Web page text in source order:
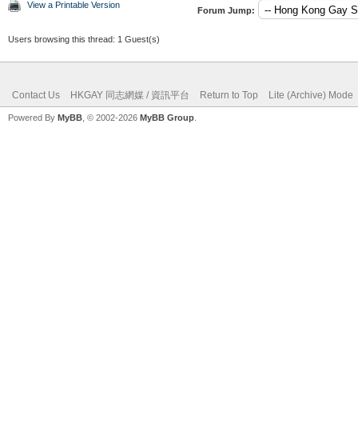
View a Printable Version
Forum Jump:
Users browsing this thread: 1 Guest(s)
Contact Us HKGAY 同志網媒 / 資訊平台 Return to Top Lite (Archive) Mode
Powered By MyBB , © 2002-2026 MyBB Group